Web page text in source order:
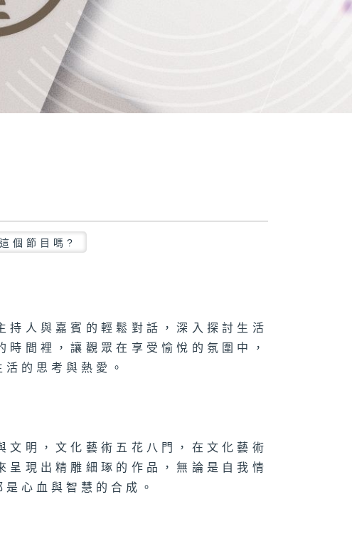
個節目嗎?
持人與嘉賓的輕鬆對話，深入探討生活
間裡，讓觀眾在享受愉悅的氛圍中，
的思考與熱愛。
文明，文化藝術五花八門，在文化藝術
呈現出精雕細琢的作品，無論是自我情
心血與智慧的合成。